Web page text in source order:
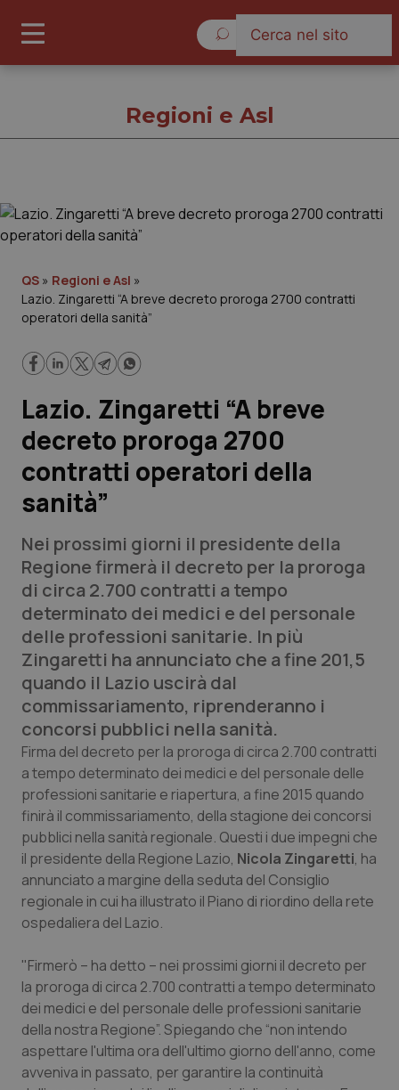
Governo e Parlamento
Regioni e Asl
Lavoro e Professioni
Scienza e Farmaci
Studi e Analisi
Lettere al direttore
Edizioni Regionali
QS Pro
Professionisti Sanitari.AI
Abruzzo
Basilicata
Calabria
Campania
Emilia-Romagna
Lazio
Liguria
QS Pro Gold
Artrite & artrosi
Asma & BPCO
Car-T
Colesterolo & coronaropatie
Diabete & glucometri
Disturbi dell’umore
QS Club Newsletter
Regioni e Asl
QS » Regioni e Asl »
Lazio. Zingaretti “A breve decreto proroga 2700 contratti
operatori della sanità”
Lazio. Zingaretti “A breve
decreto proroga 2700
contratti operatori della
sanità”
Nei prossimi giorni il presidente della
Regione firmerà il decreto per la proroga
di circa 2.700 contratti a tempo
determinato dei medici e del personale
delle professioni sanitarie. In più
Zingaretti ha annunciato che a fine 201,5
quando il Lazio uscirà dal
commissariamento, riprenderanno i
concorsi pubblici nella sanità.
Firma del decreto per la proroga di circa 2.700 contratti
a tempo determinato dei medici e del personale delle
professioni sanitarie e riapertura, a fine 2015 quando
finirà il commissariamento, della stagione dei concorsi
pubblici nella sanità regionale. Questi i due impegni che
il presidente della Regione Lazio, Nicola Zingaretti, ha
annunciato a margine della seduta del Consiglio
regionale in cui ha illustrato il Piano di riordino della rete
ospedaliera del Lazio.
"Firmerò – ha detto – nei prossimi giorni il decreto per
la proroga di circa 2.700 contratti a tempo determinato
dei medici e del personale delle professioni sanitarie
della nostra Regione”. Spiegando che “non intendo
aspettare l'ultima ora dell'ultimo giorno dell'anno, come
avveniva in passato, per garantire la continuità